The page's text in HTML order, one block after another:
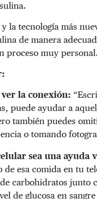
la tecnología más
de manera
proceso muy personal.
la conexión:
puede ayudar a
también puedes
o tomando
sea una ayuda
esa comida en tu
carbohidratos junto
de glucosa en